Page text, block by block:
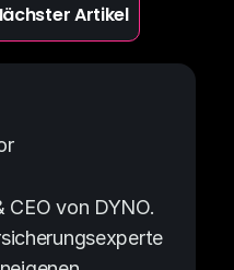
Artikel
CEO von DYNO.